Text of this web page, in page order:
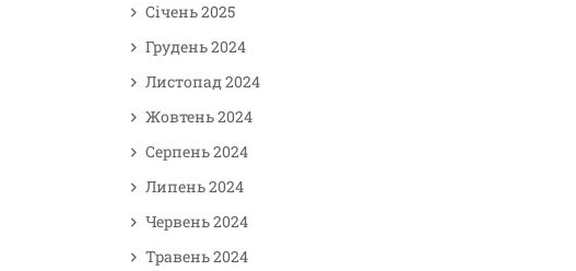
Січень 2025
Грудень 2024
Листопад 2024
Жовтень 2024
Серпень 2024
Липень 2024
Червень 2024
Травень 2024